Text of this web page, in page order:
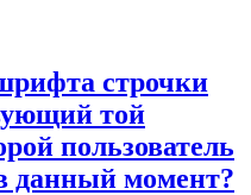
строчки
той
пользователь
данный момент?